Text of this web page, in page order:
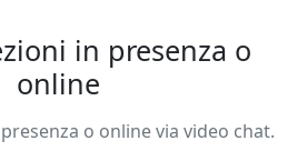
in presenza o
online
o online via video chat.